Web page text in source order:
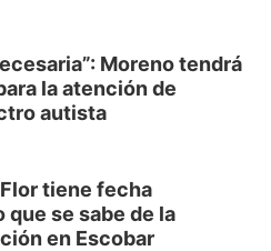
Moreno tendrá
la atención de
autista
tiene fecha
se sabe de la
en Escobar